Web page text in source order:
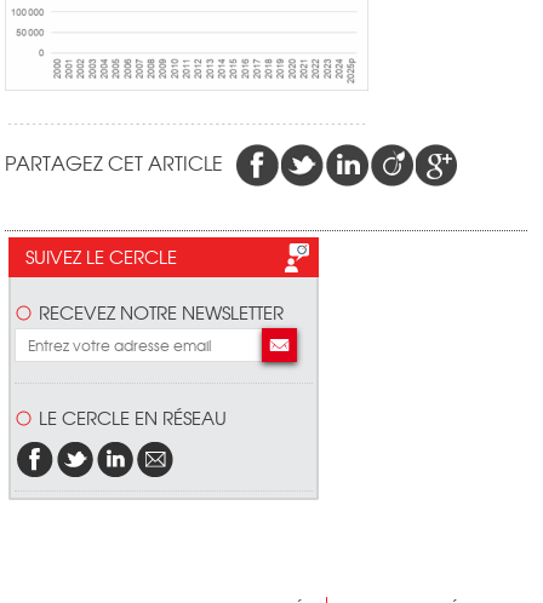
PARTAGEZ CET ARTICLE
SUIVEZ LE CERCLE
RECEVEZ NOTRE NEWSLETTER
LE CERCLE EN RÉSEAU